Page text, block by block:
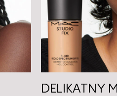
DELIKATNY